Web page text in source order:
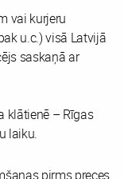
vai kurjeru
u.c.) visā Latvijā
saskaņā ar
klātienē – Rīgas
laiku.
pirms preces